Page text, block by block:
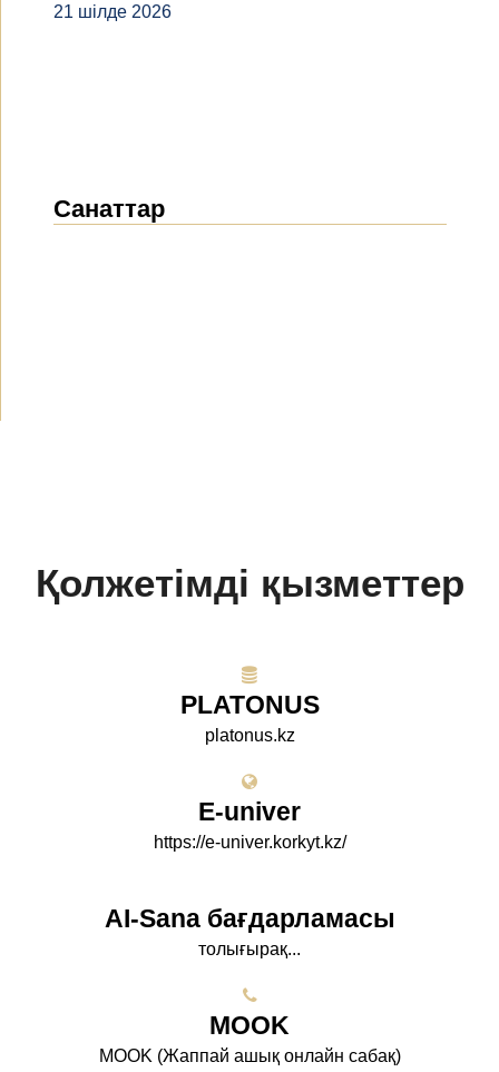
21 шілде 2026
Санаттар
Қолжетімді қызметтер
PLATONUS
platonus.kz
E-univer
https://e-univer.korkyt.kz/
AI-Sana бағдарламасы
толығырақ...
МООK
МООK (Жаппай ашық онлайн сабақ)